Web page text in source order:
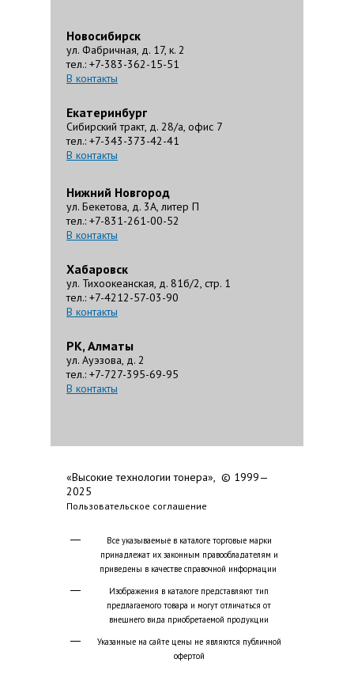
Новосибирск
ул. Фабричная, д. 17, к. 2
тел.: +7-383-362-15-51
В контакты
Екатеринбург
Сибирский тракт, д. 28/а, офис 7
тел.: +7-343-373-42-41
В контакты
Нижний Новгород
ул. Бекетова, д. 3А, литер П
тел.: +7-831-261-00-52
В контакты
Хабаровск
ул. Тихоокеанская, д. 81б/2, стр. 1
тел.: +7-4212-57-03-90
В контакты
РК, Алматы
ул. Ауэзова, д. 2
тел.: +7-727-395-69-95
В контакты
«Высокие технологии тонера», © 1999—
2025
Пользовательское соглашение
Все указываемые в каталоге торговые марки
принадлежат их законным правообладателям и
приведены в качестве справочной информации
Изображения в каталоге представляют тип
предлагаемого товара и могут отличаться от
внешнего вида приобретаемой продукции
Указанные на сайте цены не являются публичной
офертой